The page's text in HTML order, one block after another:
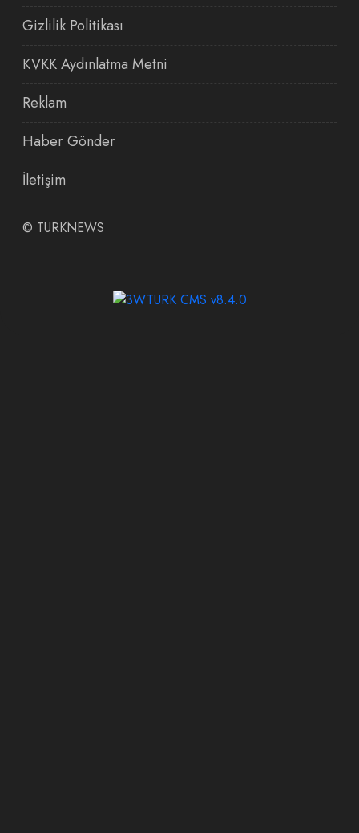
Gizlilik Politikası
KVKK Aydınlatma Metni
Reklam
Haber Gönder
İletişim
© TURKNEWS